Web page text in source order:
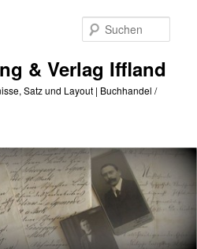
& Verlag Iffland
Satz und Layout | Buchhandel /